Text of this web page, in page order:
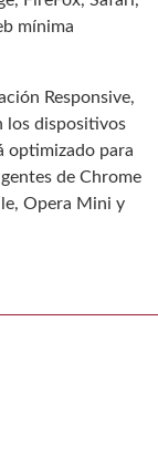
mínima
Responsive,
los dispositivos
optimizado para
de Chrome
Opera Mini y